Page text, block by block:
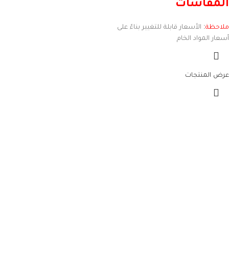
ملاحظة: الأسعار قابلة للتغيير بناءً على
أسعار المواد الخام
عرض المنتجات